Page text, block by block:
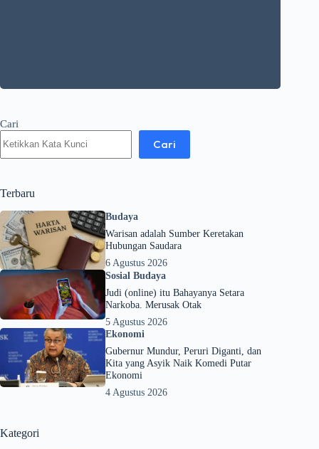
Cari
Cari
Terbaru
Budaya
Warisan adalah Sumber Keretakan
Hubungan Saudara
6 Agustus 2026
Sosial Budaya
Judi (online) itu Bahayanya Setara
Narkoba. Merusak Otak
5 Agustus 2026
Ekonomi
Gubernur Mundur, Peruri Diganti, dan
Kita yang Asyik Naik Komedi Putar
Ekonomi
4 Agustus 2026
Kategori